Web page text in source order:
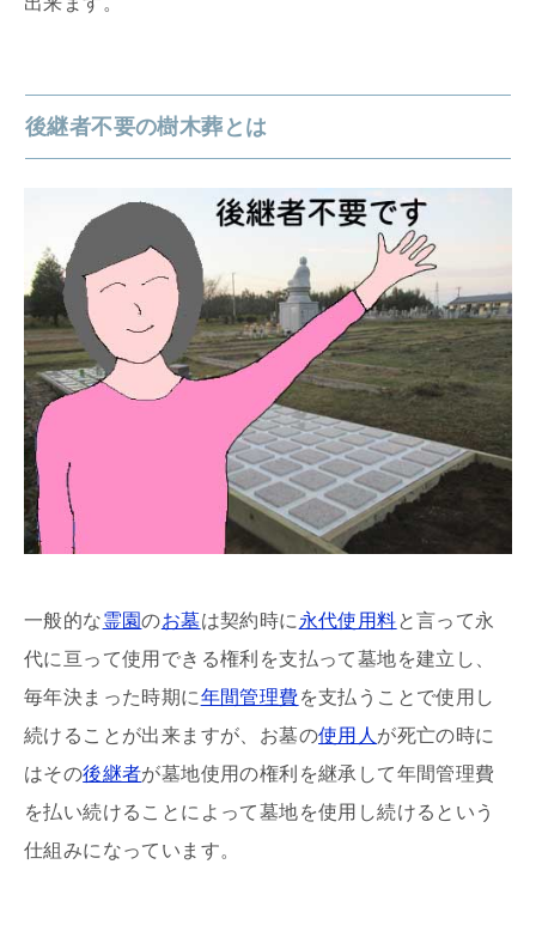
後継者不要の樹木葬とは
一般的な霊園のお墓は契約時に 永代使用料と言って永
代に亘って使用できる権利を支払って墓地を建立し、
毎年決まった時期に年間管理費を支払うことで使用し
続けることが出来ますが、お墓の使用人 が死亡の時に
はその後継者が墓地使用の権利を継承して年間管理費
を払い続けることによって墓地を使用し続けるという
仕組みになっています。